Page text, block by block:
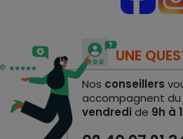
UNE
Nos conseillers
accompagnent du
vendredi de 9h à